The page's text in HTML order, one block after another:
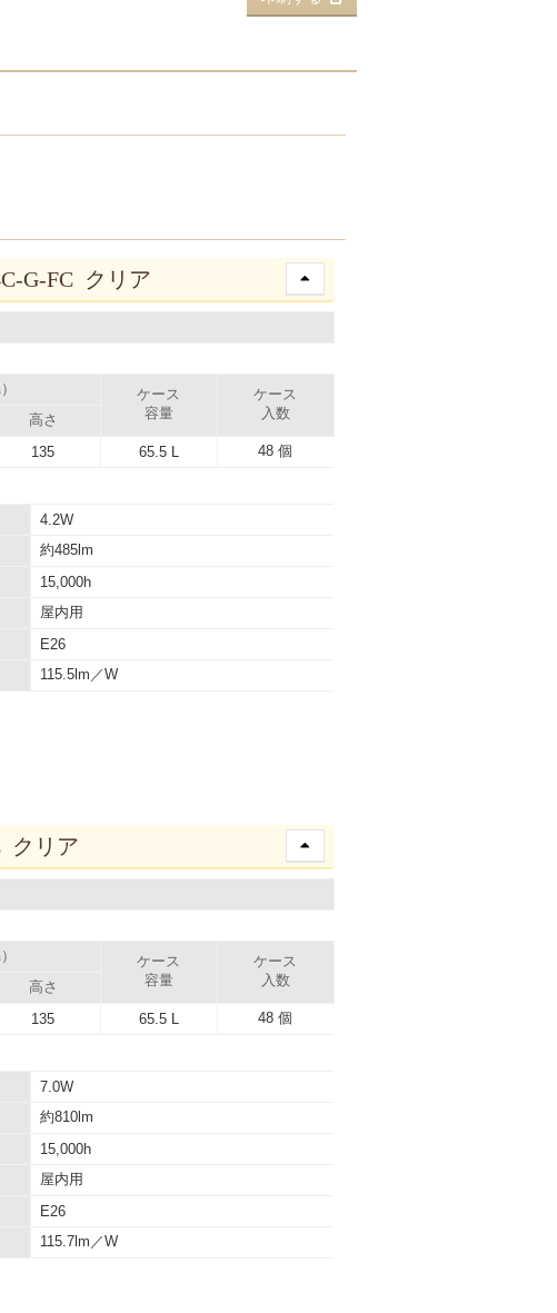
G-FC クリア
ケース
容量
ケース
入数
高さ
135 65.5 L 48 個
4.2W
約485lm
15,000h
屋内用
E26
115.5lm／W
クリア
ケース
容量
ケース
入数
高さ
135 65.5 L 48 個
7.0W
約810lm
15,000h
屋内用
E26
115.7lm／W